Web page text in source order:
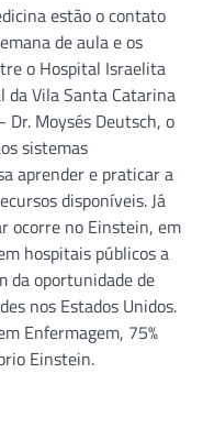
estão o contato
de aula e os
o Hospital Israelita
Vila Santa Catarina
Moysés Deutsch, o
sistemas
aprender e praticar a
disponíveis. Já
ocorre no Einstein, em
hospitais públicos a
da oportunidade de
nos Estados Unidos.
Enfermagem, 75%
Einstein.